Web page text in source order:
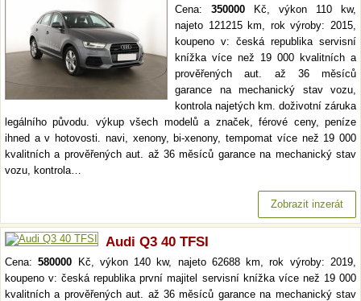
Cena: 350000 Kč, výkon 110 kw,
najeto 121215 km, rok výroby: 2015,
koupeno v: česká republika servisní
knížka více než 19 000 kvalitních a
prověřených aut. až 36 měsíců
garance na mechanický stav vozu,
kontrola najetých km. doživotní záruka
legálního původu. výkup všech modelů a značek, férové ceny, peníze
ihned a v hotovosti. navi, xenony, bi-xenony, tempomat více než 19 000
kvalitních a prověřených aut. až 36 měsíců garance na mechanický stav
vozu, kontrola…
Zobrazit inzerát
Audi Q3 40 TFSI
Cena:580000 Kč, výkon 140 kw, najeto 62688 km, rok výroby: 2019,
koupeno v: česká republika první majitel servisní knížka více než 19 000
kvalitních a prověřených aut. až 36 měsíců garance na mechanický stav